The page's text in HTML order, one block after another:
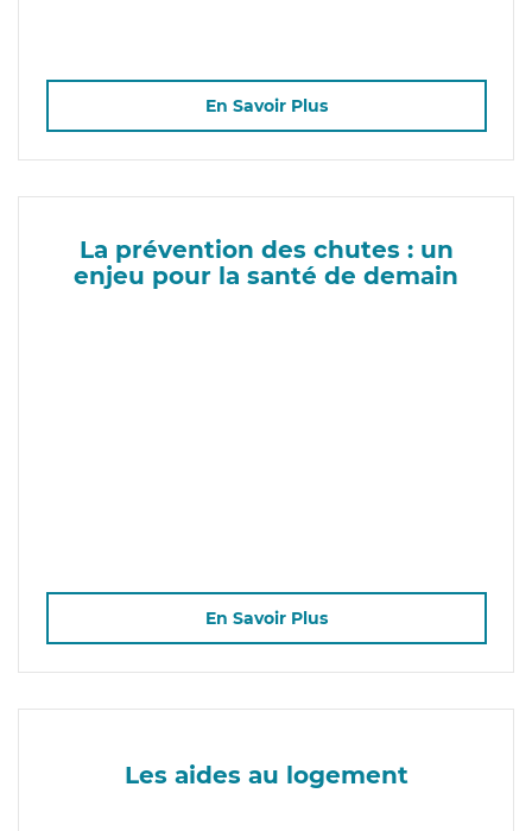
En Savoir Plus
La prévention des chutes : un
enjeu pour la santé de demain
En Savoir Plus
Les aides au logement